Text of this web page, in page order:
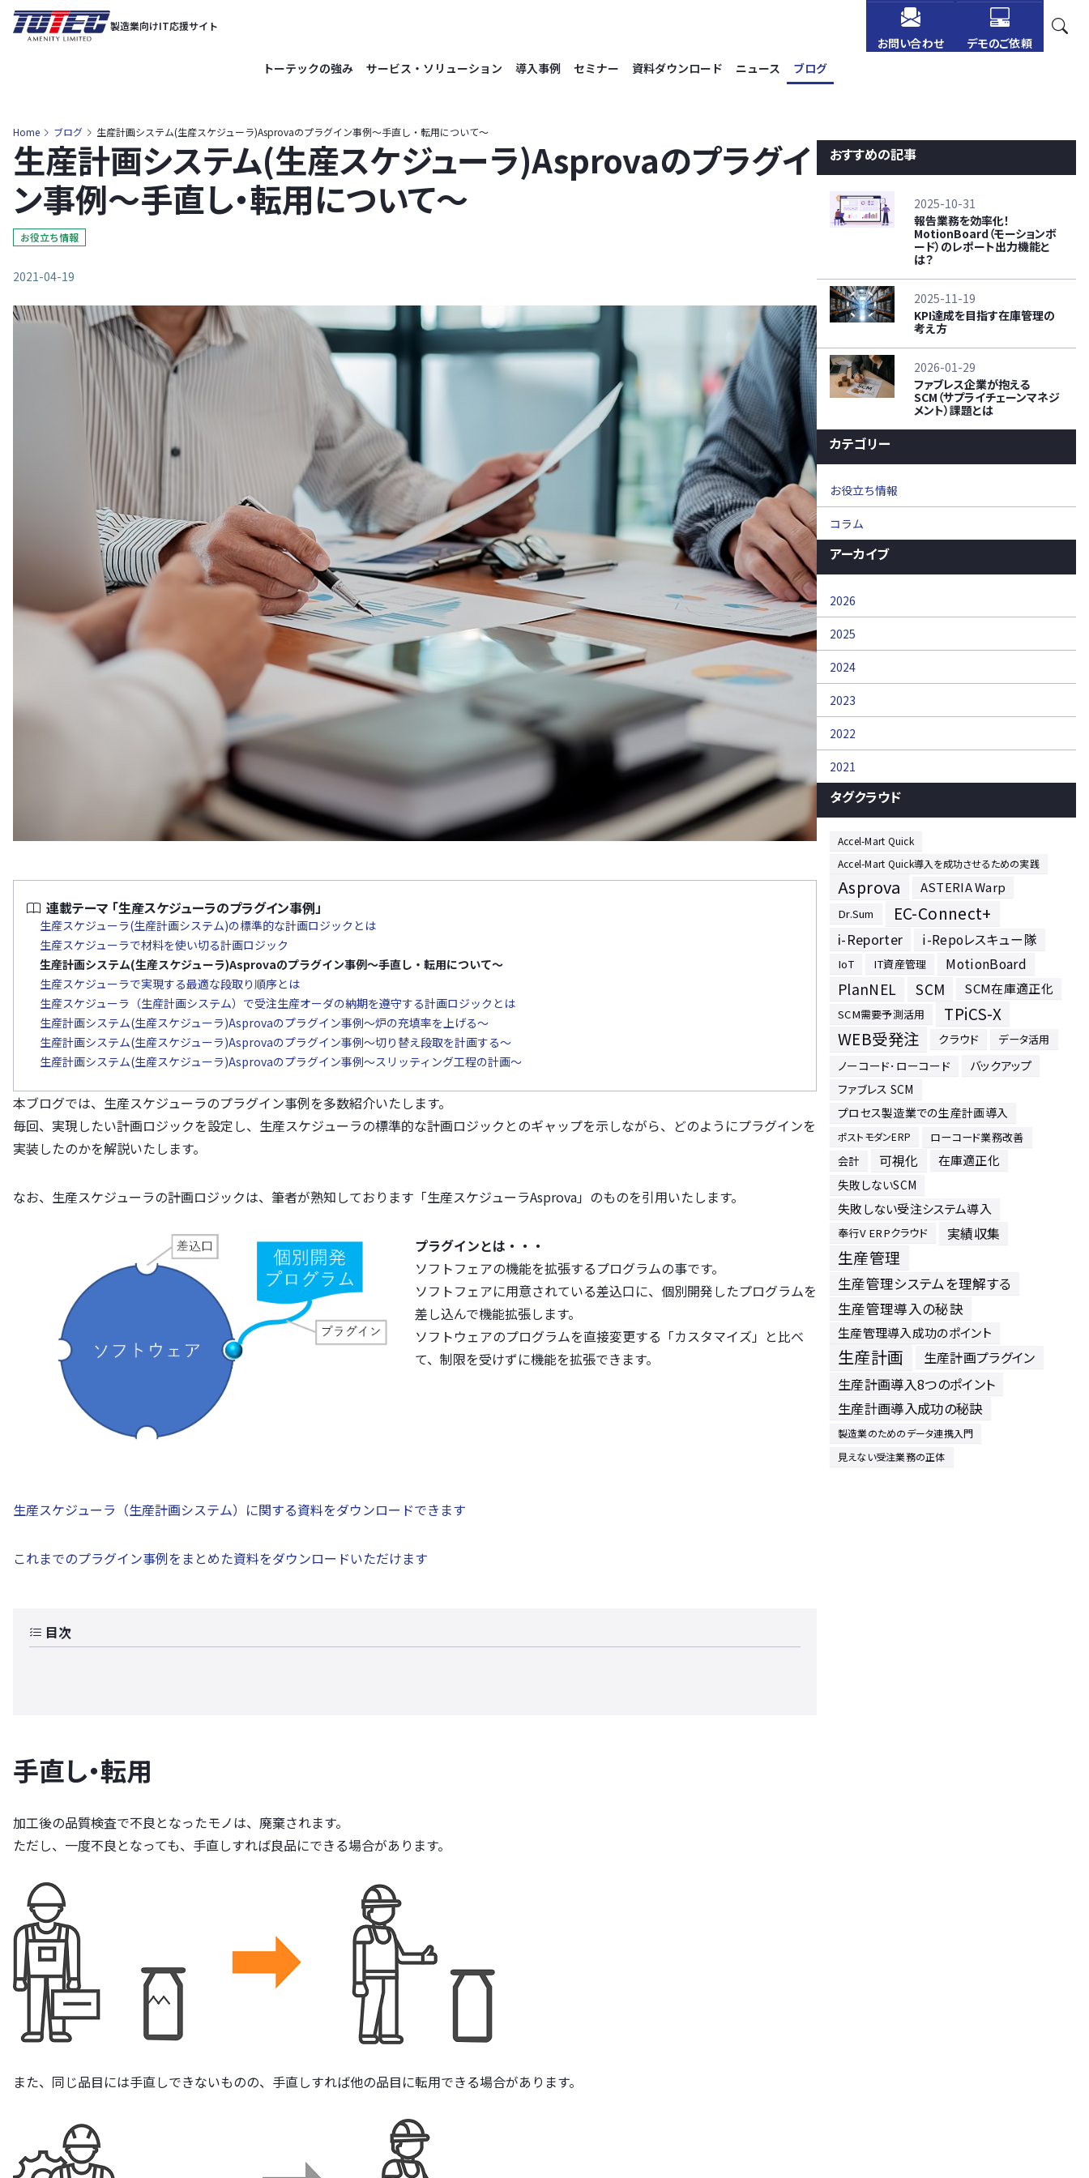
製造業向けIT応援サイト
お問い合わせ
デモのご依頼
トーテックの強み
サービス・ソリューション 導入事例 セミナー 資料ダウンロード ニュース ブログ
Home ブログ 生産計画システム(生産スケジューラ)Asprovaのプラグイン事例〜手直し・転用について〜
生産計画システム(生産スケジューラ)Asprovaのプラグイ
ン事例〜手直し・転用について〜
お役立ち情報
2021-04-19
連載テーマ 「生産スケジューラのプラグイン事例」
生産スケジューラ(生産計画システム)の標準的な計画ロジックとは
生産スケジューラで材料を使い切る計画ロジック
生産計画システム(生産スケジューラ)Asprovaのプラグイン事例〜手直し・転用について〜
生産スケジューラで実現する最適な段取り順序とは
生産スケジューラ（生産計画システム）で受注生産オーダの納期を遵守する計画ロジックとは
生産計画システム(生産スケジューラ)Asprovaのプラグイン事例～炉の充填率を上げる～
生産計画システム(生産スケジューラ)Asprovaのプラグイン事例～切り替え段取を計画する～
生産計画システム(生産スケジューラ)Asprovaのプラグイン事例～スリッティング工程の計画～
本ブログでは、生産スケジューラのプラグイン事例を多数紹介いたします。
毎回、実現したい計画ロジックを設定し、生産スケジューラの標準的な計画ロジックとのギャップを示しながら、どのようにプラグインを
実装したのかを解説いたします。
なお、生産スケジューラの計画ロジックは、筆者が熟知しております「生産スケジューラAsprova」のものを引用いたします。
プラグインとは・・・
ソフトフェアの機能を拡張するプログラムの事です。
ソフトフェアに用意されている差込口に、個別開発したプログラムを
差し込んで機能拡張します。
ソフトウェアのプログラムを直接変更する「カスタマイズ」と比べ
て、制限を受けずに機能を拡張できます。
生産スケジューラ（生産計画システム）に関する資料をダウンロードできます
これまでのプラグイン事例をまとめた資料をダウンロードいただけます
目次
手直し・転用
加工後の品質検査で不良となったモノは、廃棄されます。
ただし、一度不良となっても、手直しすれば良品にできる場合があります。
また、同じ品目には手直しできないものの、手直しすれば他の品目に転用できる場合があります。
おすすめの記事
2025-10-31
報告業務を効率化！
MotionBoard（モーションボ
ード）のレポート出力機能と
は？
2025-11-19
KPI達成を目指す在庫管理の
考え方
2026-01-29
ファブレス企業が抱える
SCM（サプライチェーンマネジ
メント）課題とは
カテゴリー
お役立ち情報
コラム
アーカイブ
2026
2025
2024
2023
2022
2021
タグクラウド
Accel-Mart Quick
Accel-Mart Quick導入を成功させるための実践
Asprova ASTERIA Warp
Dr.Sum EC-Connect+
i-Reporter i-Repoレスキュー隊
IoT IT資産管理 MotionBoard
PlanNEL SCM SCM在庫適正化
SCM需要予測活用 TPiCS-X
WEB受発注 クラウド データ活用
ノーコード･ローコード バックアップ
ファブレス SCM
プロセス製造業での生産計画導入
ポストモダンERP
ローコード業務改善
会計
可視化 在庫適正化
失敗しないSCM
失敗しない受注システム導入
奉行V ERPクラウド 実績収集
生産管理
生産管理システムを理解する
生産管理導入の秘訣
生産管理導入成功のポイント
生産計画
生産計画プラグイン
生産計画導入8つのポイント
生産計画導入成功の秘訣
製造業のためのデータ連携入門
見えない受注業務の正体